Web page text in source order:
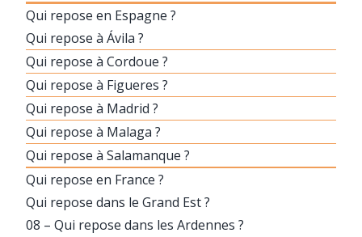
Qui repose en Espagne ?
Qui repose à Ávila ?
Qui repose à Cordoue ?
Qui repose à Figueres ?
Qui repose à Madrid ?
Qui repose à Malaga ?
Qui repose à Salamanque ?
Qui repose en France ?
Qui repose dans le Grand Est ?
08 – Qui repose dans les Ardennes ?